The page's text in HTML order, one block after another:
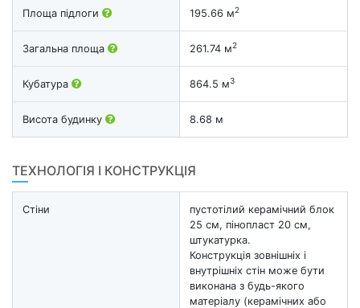
Площа підлоги 195.66 м2
Загальна площа 261.74 м2
Кубатура 864.5 м3
Висота будинку 8.68 м
ТЕХНОЛОГІЯ І КОНСТРУКЦІЯ
Стіни
пустотілий керамічний блок
25 см, пінопласт 20 см,
штукатурка.
Конструкція зовнішніх і
внутрішніх стін може бути
виконана з будь-якого
матеріалу (керамічних або